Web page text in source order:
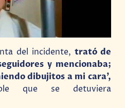
del incidente, trató de
y mencionaba;
dibujitos a mi cara’,
que se detuviera